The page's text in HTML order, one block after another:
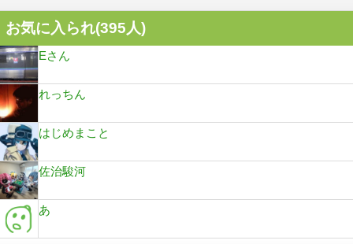
お気に入られ(395人)
Eさん
れっちん
はじめまこと
佐治駿河
あ